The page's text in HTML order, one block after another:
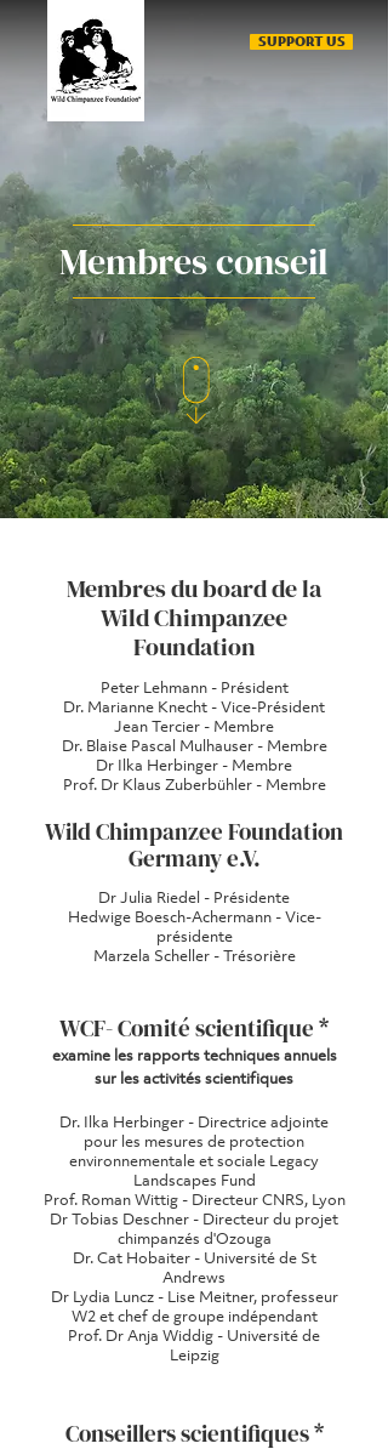
SUPPORT US
Membres conseil
Membres du board de la
Wild Chimpanzee
Foundation
Peter Lehmann - Président
Dr. Marianne Knecht - Vice-Président
Jean Tercier - Membre
Dr. Blaise Pascal Mulhauser - Membre
Dr Ilka Herbinger - Membre
Prof. Dr Klaus Zuberbühler - Membre
Wild Chimpanzee Foundation
Germany e.V.
Dr Julia Riedel - Présidente
Hedwige Boesch-Achermann - Vice-
présidente
Marzela Scheller - Trésorière
WCF- Comité scientifique *
examine les rapports techniques annuels
sur les activités scientifiques
Dr. Ilka Herbinger - Directrice adjointe
pour les mesures de protection
environnementale et sociale Legacy
Landscapes Fund
Prof. Roman Wittig - Directeur CNRS, Lyon
Dr Tobias Deschner - Directeur du projet
chimpanzés d'Ozouga
Dr. Cat Hobaiter - Université de St
Andrews
Dr Lydia Luncz - Lise Meitner, professeur
W2 et chef de groupe indépendant
Prof. Dr Anja Widdig - Université de
Leipzig
Conseillers scientifiques *